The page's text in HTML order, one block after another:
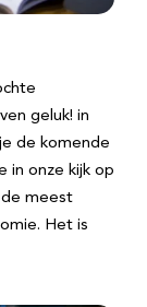
geluk! in
de komende
in onze kijk op
de meest
Het is